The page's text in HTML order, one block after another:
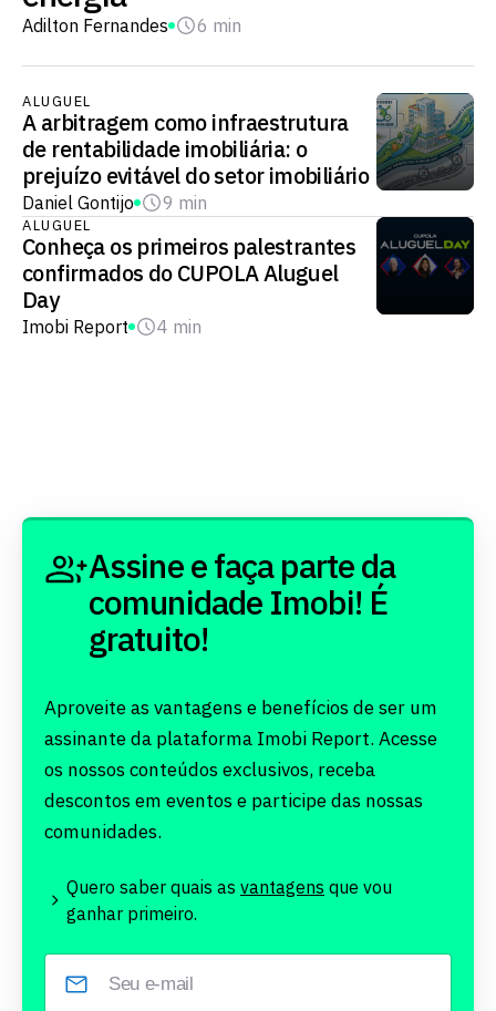
Adilton Fernandes 6 min
ALUGUEL
A arbitragem como infraestrutura
de rentabilidade imobiliária: o
prejuízo evitável do setor imobiliário
Daniel Gontijo 9 min
ALUGUEL
Conheça os primeiros palestrantes
confirmados do CUPOLA Aluguel
Day
Imobi Report 4 min
Assine e faça parte da
comunidade Imobi! É
gratuito!
Aproveite as vantagens e benefícios de ser um
assinante da plataforma Imobi Report. Acesse
os nossos conteúdos exclusivos, receba
descontos em eventos e participe das nossas
comunidades.
Quero saber quais as vantagens que vou
ganhar primeiro.